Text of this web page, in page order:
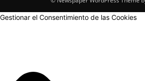
Gestionar el Consentimiento de las Cookies